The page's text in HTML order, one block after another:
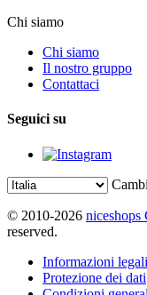
Chi siamo
Chi siamo
Il nostro gruppo
Contattaci
Seguici su
© 2010-2026 niceshops
reserved.
Informazioni
Protezione dei dati